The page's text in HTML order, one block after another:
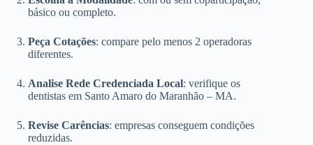
básico ou completo.
Peça Cotações: compare pelo menos 2 operadoras
diferentes.
Analise Rede Credenciada Local: verifique os
dentistas em Santo Amaro do Maranhão – MA.
Revise Carências: empresas conseguem condições
reduzidas.